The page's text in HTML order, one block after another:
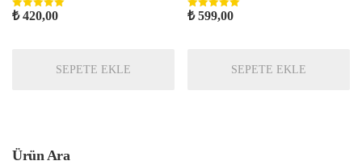
5 üzerinden
₺420,00
SEPETE EKLE
5 üzerinden
₺599,00
SEPETE EKLE
Ürün Ara